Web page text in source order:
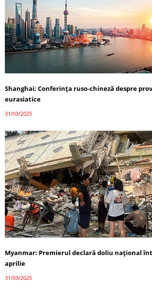
Shanghai: Conferința ruso-chineză despre
eurasiatice
31/03/2025
Myanmar: Premierul declară doliu național
aprilie
31/03/2025